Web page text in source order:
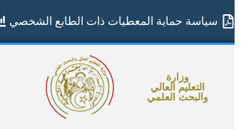
سياسة حماية المعطيات ذات الطابع الشخصي
وزارة
التعليم العالي
والبحث العلمي